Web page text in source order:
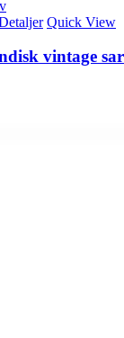
Quick View
vintage